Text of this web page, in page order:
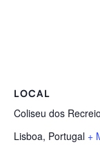
LOCAL
Coliseu dos
Lisboa, Portugal +